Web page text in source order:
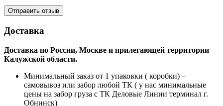
Доставка
Доставка по России, Москве и прилегающей территории
Калужской области.
Минимальный заказ от 1 упаковки ( коробки) –
самовывоз или забор любой ТК ( у нас минимальные
цены на забор груза с ТК Деловые Линии терминал г.
Обнинск)